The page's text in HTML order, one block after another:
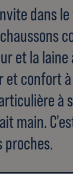
dans
et la
confort à
à
main.
proches.